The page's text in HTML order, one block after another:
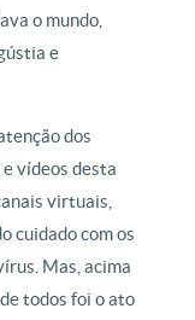
o mundo,
e
dos
vídeos desta
virtuais,
cuidado com os
Mas, acima
todos foi o ato